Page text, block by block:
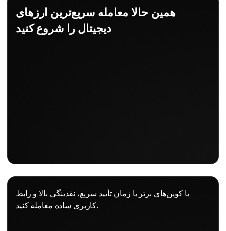
همین حالا معامله سریع‌ترین ارزهای
دیجیتال را شروع کنید
با کوین‌های برتر با زمان تأیید سریع، نقدینگی بالا و رابط
کاربری ساده معامله کنید.